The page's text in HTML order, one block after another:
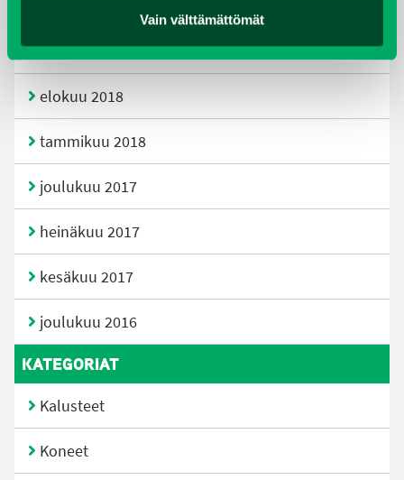
Vain välttämättömät
helmikuu 2019
elokuu 2018
tammikuu 2018
joulukuu 2017
heinäkuu 2017
kesäkuu 2017
joulukuu 2016
KATEGORIAT
Kalusteet
Koneet